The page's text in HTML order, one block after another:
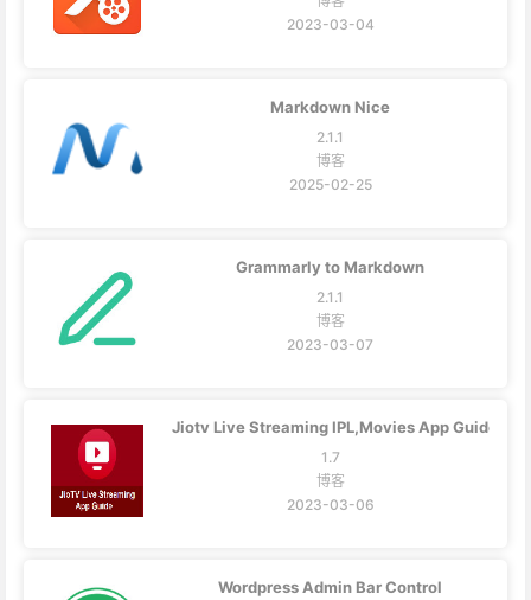
2023-03-04
Markdown Nice
2.1.1
博客
2025-02-25
Grammarly to Markdown
2.1.1
博客
2023-03-07
Jiotv Live Streaming IPL,Movies App Guide
1.7
博客
2023-03-06
Wordpress Admin Bar Control